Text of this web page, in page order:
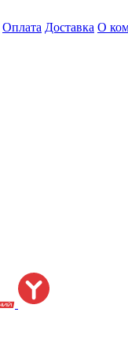
Оплата Доставка О